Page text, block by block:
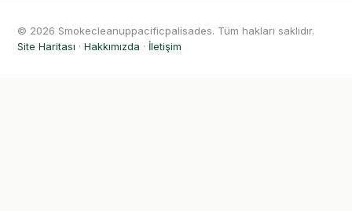
© 2026 Smokecleanuppacificpalisades. Tüm hakları saklıdır.
Site Haritası · Hakkımızda · İletişim